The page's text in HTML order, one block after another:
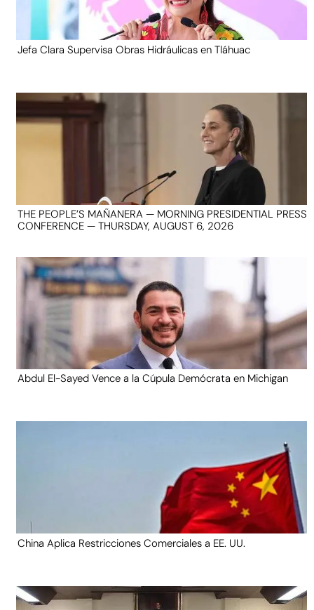
Jefa Clara Supervisa Obras Hidráulicas en Tláhuac
THE PEOPLE’S MAÑANERA — MORNING PRESIDENTIAL PRESS
CONFERENCE — THURSDAY, AUGUST 6, 2026
Abdul El-Sayed Vence a la Cúpula Demócrata en Michigan
China Aplica Restricciones Comerciales a EE. UU.